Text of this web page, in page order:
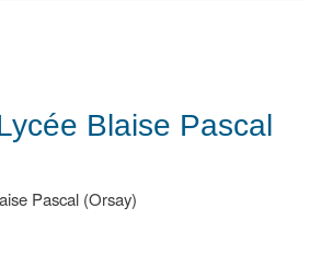
?
Blaise Pascal
Pascal (Orsay)